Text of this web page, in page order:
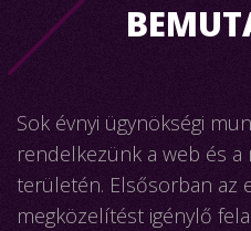
Sok évnyi ügynökségi
rendelkezünk a web és
területén. Elsősorban az
megközelítést igénylő